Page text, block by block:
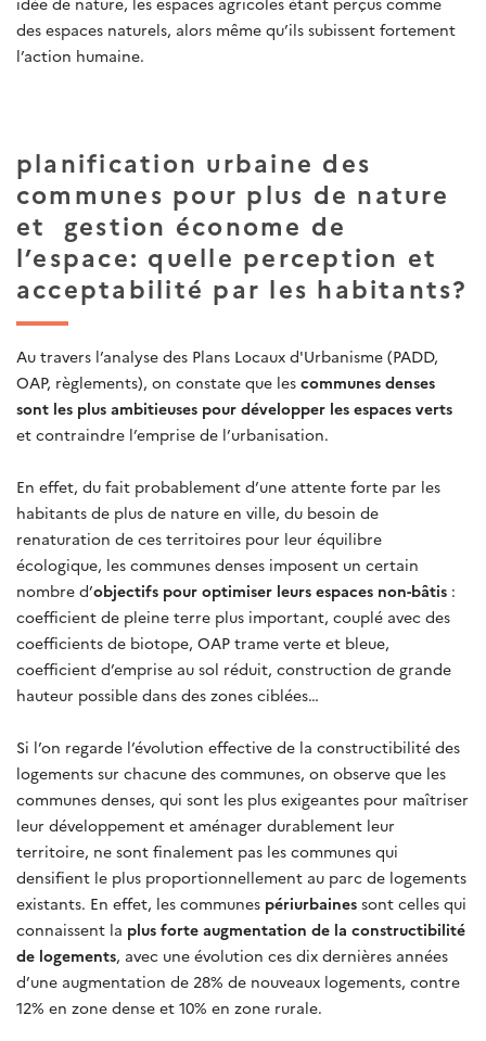
des espaces naturels, alors même qu’ils subissent fortement
l’action humaine.
planification urbaine des
communes pour plus de nature
et gestion économe de
l’espace: quelle perception et
acceptabilité par les habitants?
Au travers l’analyse des Plans Locaux d'Urbanisme (PADD,
OAP, règlements), on constate que les communes denses
sont les plus ambitieuses pour développer les espaces verts
et contraindre l’emprise de l’urbanisation.
En effet, du fait probablement d’une attente forte par les
habitants de plus de nature en ville, du besoin de
renaturation de ces territoires pour leur équilibre
écologique, les communes denses imposent un certain
nombre d’objectifs pour optimiser leurs espaces non-bâtis :
coefficient de pleine terre plus important, couplé avec des
coefficients de biotope, OAP trame verte et bleue,
coefficient d’emprise au sol réduit, construction de grande
hauteur possible dans des zones ciblées…
Si l’on regarde l’évolution effective de la constructibilité des
logements sur chacune des communes, on observe que les
communes denses, qui sont les plus exigeantes pour maîtriser
leur développement et aménager durablement leur
territoire, ne sont finalement pas les communes qui
densifient le plus proportionnellement au parc de logements
existants. En effet, les communes périurbaines sont celles qui
connaissent la plus forte augmentation de la constructibilité
de logements, avec une évolution ces dix dernières années
d’une augmentation de 28% de nouveaux logements, contre
12% en zone dense et 10% en zone rurale.